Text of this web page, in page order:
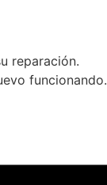
reparación.
funcionando.